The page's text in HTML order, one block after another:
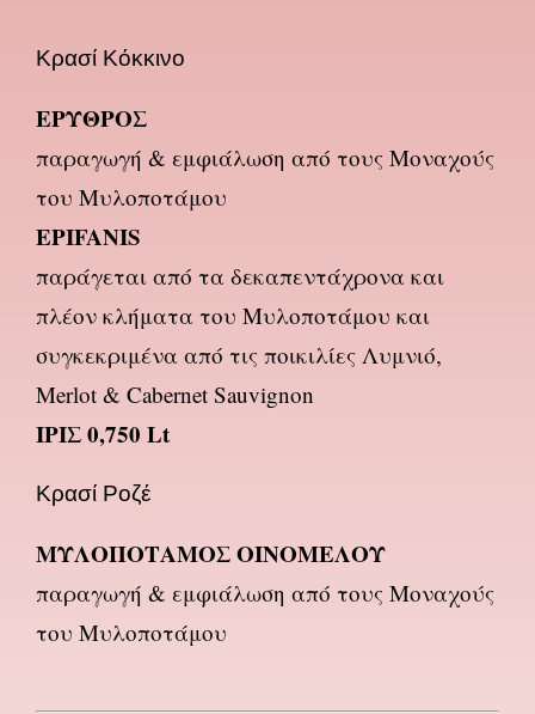
Κρασί Κόκκινο
ΕΡΥΘΡΟΣ
παραγωγή & εμφιάλωση από τους Μοναχούς
του Μυλοποτάμου
EPIFANIS
παράγεται από τα δεκαπεντάχρονα και
πλέον κλήματα του Μυλοποτάμου και
συγκεκριμένα από τις ποικιλίες Λυμνιό,
Merlot & Cabernet Sauvignon
ΙΡΙΣ 0,750 Lt
Κρασί Ροζέ
ΜΥΛΟΠΟΤΑΜΟΣ ΟΙΝΟΜΕΛΟΥ
παραγωγή & εμφιάλωση από τους Μοναχούς
του Μυλοποτάμου